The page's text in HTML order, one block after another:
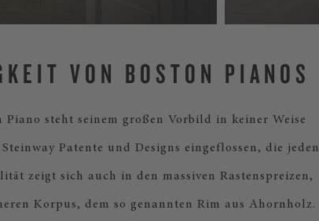
VON BOSTON PIANOS
steht seinem großen Vorbild in keiner Weise
Patente und Designs eingeflossen, die jeden
zeigt sich auch in den massiven Rastenspreizen,
Korpus, dem so genannten Rim aus Ahornholz.